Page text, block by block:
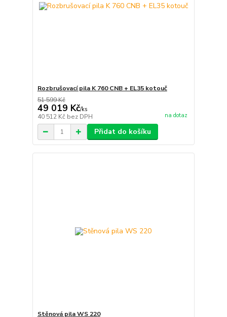
Rozbrušovací pila K 760 CNB + EL35 kotouč
51 599 Kč
49 019 Kč/ks
40 512 Kč bez DPH na dotaz
Přidat do košíku
Stěnová pila WS 220